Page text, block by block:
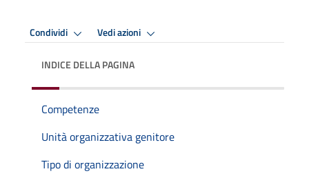
Condividi Vedi azioni
INDICE DELLA PAGINA
Competenze
Unità organizzativa genitore
Tipo di organizzazione